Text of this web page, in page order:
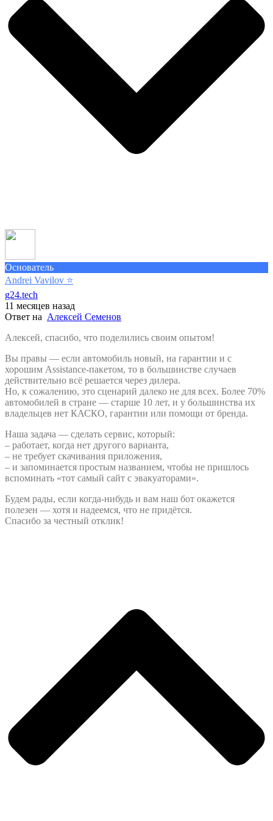
Основатель
Andrei Vavilov ⭐️
g24.tech
11 месяцев назад
Ответ на Алексей Семенов
Алексей, спасибо, что поделились своим опытом!
Вы правы — если автомобиль новый, на гарантии и с
хорошим Assistance-пакетом, то в большинстве случаев
действительно всё решается через дилера.
Но, к сожалению, это сценарий далеко не для всех. Более 70%
автомобилей в стране — старше 10 лет, и у большинства их
владельцев нет КАСКО, гарантии или помощи от бренда.
Наша задача — сделать сервис, который:
– работает, когда нет другого варианта,
– не требует скачивания приложения,
– и запоминается простым названием, чтобы не пришлось
вспоминать «тот самый сайт с эвакуаторами».
Будем рады, если когда‑нибудь и вам наш бот окажется
полезен — хотя и надеемся, что не придётся.
Спасибо за честный отклик!